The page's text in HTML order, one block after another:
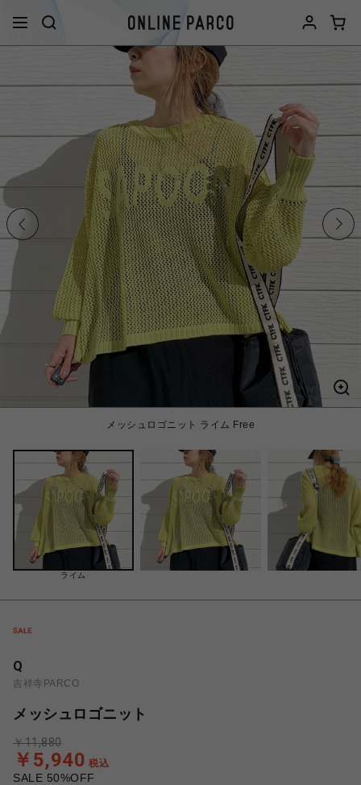
メッシュロゴニット ライム Free
ライム
Q
吉祥寺PARCO
メッシュロゴニット
SALE 50%OFF
￥5,940 税込
￥11,880